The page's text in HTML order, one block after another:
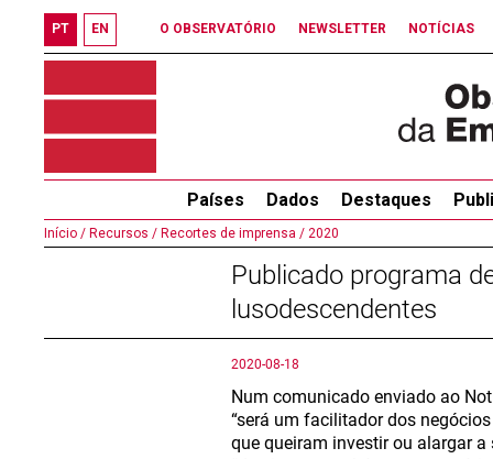
PT EN O OBSERVATÓRIO NEWSLETTER NOTÍCIAS
Países Dados Destaques
Início / Recursos / Recortes de imprensa / 2020
Publicado programa
lusodescendentes
2020-08-18
Num comunicado enviado ao
“será um facilitador dos
que queiram investir ou alargar